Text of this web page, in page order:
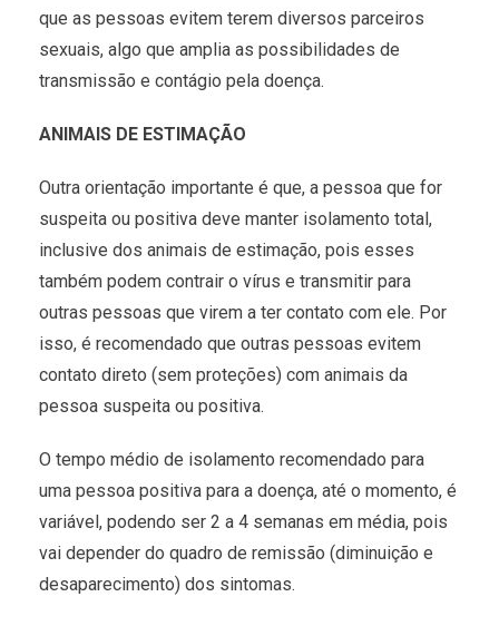
que as pessoas evitem terem diversos parceiros
sexuais, algo que amplia as possibilidades de
transmissão e contágio pela doença.
ANIMAIS DE ESTIMAÇÃO
Outra orientação importante é que, a pessoa que for
suspeita ou positiva deve manter isolamento total,
inclusive dos animais de estimação, pois esses
também podem contrair o vírus e transmitir para
outras pessoas que virem a ter contato com ele. Por
isso, é recomendado que outras pessoas evitem
contato direto (sem proteções) com animais da
pessoa suspeita ou positiva.
O tempo médio de isolamento recomendado para
uma pessoa positiva para a doença, até o momento, é
variável, podendo ser 2 a 4 semanas em média, pois
vai depender do quadro de remissão (diminuição e
desaparecimento) dos sintomas.